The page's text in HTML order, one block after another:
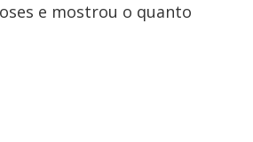
e mostrou o quanto